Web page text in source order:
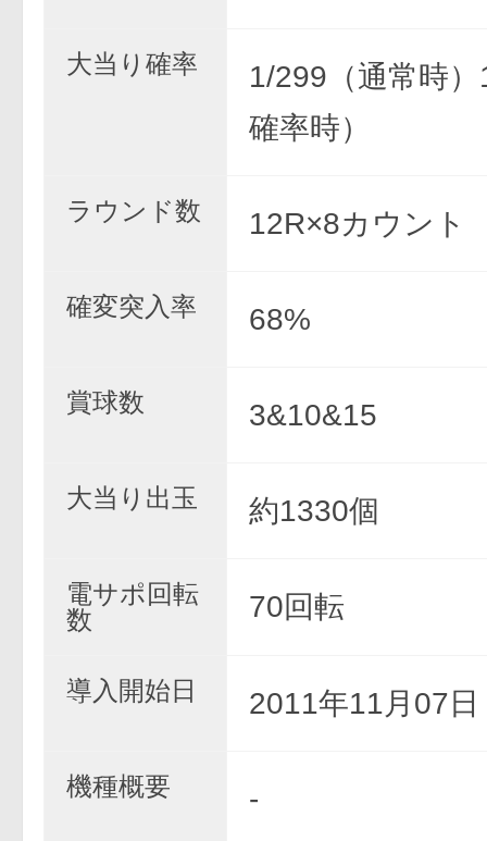
大当り確率
1/299（通常時
確率時）
ラウンド数 12R×8カウント
確変突入率 68%
賞球数 3&10&15
大当り出玉 約1330個
電サポ回転
数
70回転
導入開始日 2011年11月07日
機種概要 -